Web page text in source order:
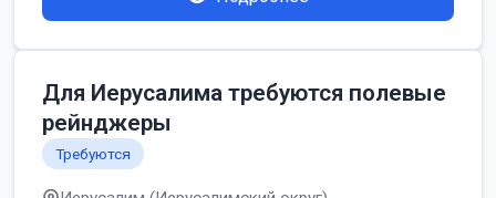
Для Иерусалима требуются полевые
рейнджеры
Требуются